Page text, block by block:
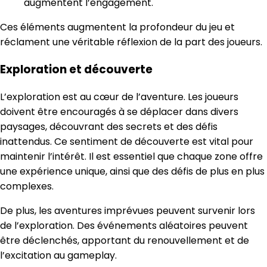
augmentent l’engagement.
Ces éléments augmentent la profondeur du jeu et
réclament une véritable réflexion de la part des joueurs.
Exploration et découverte
L’exploration est au cœur de l’aventure. Les joueurs
doivent être encouragés à se déplacer dans divers
paysages, découvrant des secrets et des défis
inattendus. Ce sentiment de découverte est vital pour
maintenir l’intérêt. Il est essentiel que chaque zone offre
une expérience unique, ainsi que des défis de plus en plus
complexes.
De plus, les aventures imprévues peuvent survenir lors
de l’exploration. Des événements aléatoires peuvent
être déclenchés, apportant du renouvellement et de
l’excitation au gameplay.